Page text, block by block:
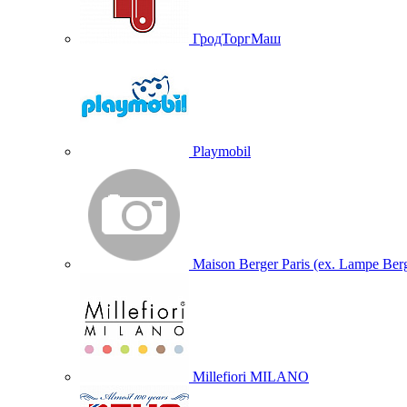
ГродТоргМаш
Playmobil
Maison Berger Paris (ex. Lampe
Millefiori MILANO